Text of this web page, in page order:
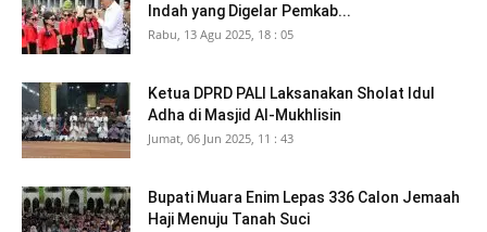
Indah yang Digelar Pemkab...
Rabu, 13 Agu 2025, 18 : 05
Ketua DPRD PALI Laksanakan Sholat Idul
Adha di Masjid Al-Mukhlisin
Jumat, 06 Jun 2025, 11 : 43
Bupati Muara Enim Lepas 336 Calon Jemaah
Haji Menuju Tanah Suci